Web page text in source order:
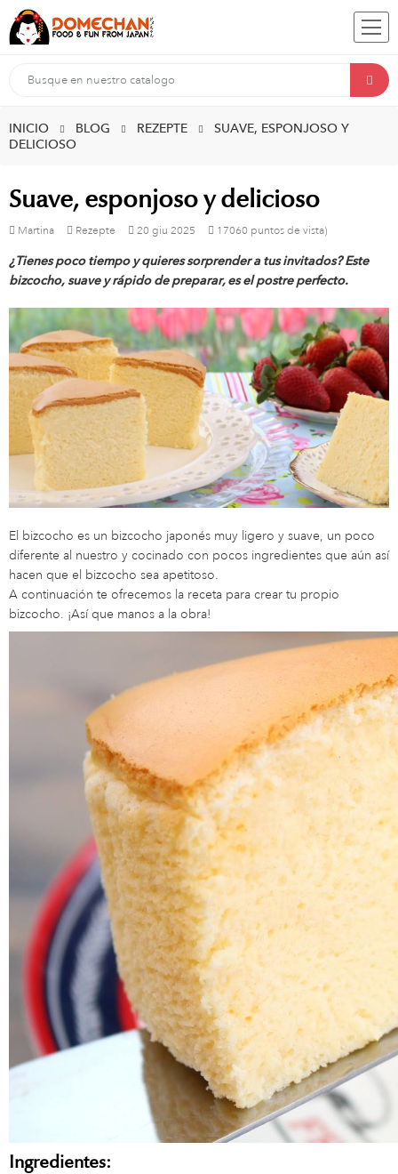
INICIO BLOG REZEPTE
SUAVE, ESPONJOSO Y
DELICIOSO
Suave, esponjoso y delicioso
Martina Rezepte 20 giu 2025 17060 puntos de vista)
¿Tienes poco tiempo y quieres sorprender a tus invitados? Este
bizcocho, suave y rápido de preparar, es el postre perfecto.
El bizcocho es un bizcocho japonés muy ligero y suave, un poco
diferente al nuestro y cocinado con pocos ingredientes que aún así
hacen que el bizcocho sea apetitoso.
A continuación te ofrecemos la receta para crear tu propio
bizcocho. ¡Así que manos a la obra!
Ingredientes: